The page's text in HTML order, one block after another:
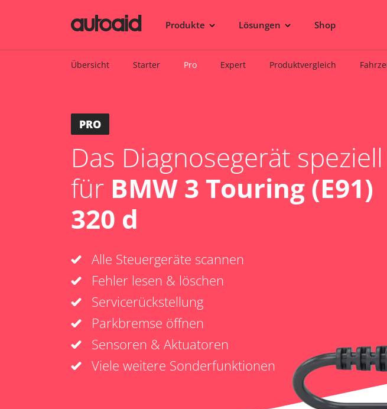
Produkte Lösungen Shop
Übersicht Starter Pro Expert Produktvergleich
PRO
Das Diagnosegerät speziell
für BMW 3 Touring (E91)
320 d
Alle Steuergeräte scannen
Fehler lesen & löschen
Servicerückstellung
Parkbremse öffnen
Sensoren & Aktuatoren
Viele weitere Sonderfunktionen